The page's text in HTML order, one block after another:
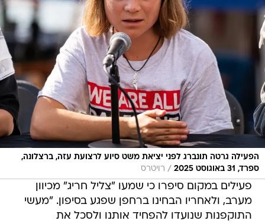
הפעילה גרטה תונברג לפני יציאת משט סיוע לרצועת עזה, ברצלונה,
ספרד, 31 באוגוסט 2025
/ רויטרס
פעילים במקום סיפרו כי שמעו "צליל חריג" מכיוון
מערב, ולאחריו הבחינו ברחפן שפגע בסיפון. "מעשי
התוקפנות שנועדו להפחיד אותנו ולסכל את